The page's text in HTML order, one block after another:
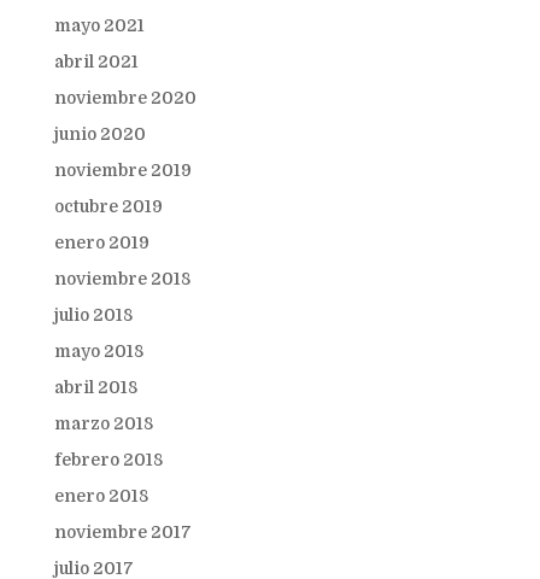
mayo 2021
abril 2021
noviembre 2020
junio 2020
noviembre 2019
octubre 2019
enero 2019
noviembre 2018
julio 2018
mayo 2018
abril 2018
marzo 2018
febrero 2018
enero 2018
noviembre 2017
julio 2017